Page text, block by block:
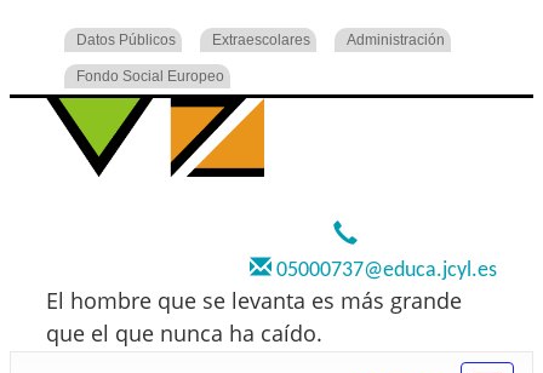
Datos Públicos Extraescolares Administración
Fondo Social Europeo
05000737@educa.jcyl.es
El hombre que se levanta es más grande
que el que nunca ha caído.